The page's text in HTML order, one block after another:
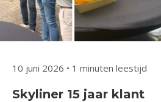
Skyliner 15 jaar klant
10 juni 2026 • 1 minuten leestijd